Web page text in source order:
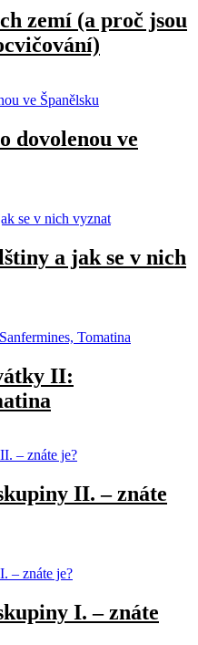
zemí (a proč jsou
dovolenou ve
a jak se v nich
II:
II. – znáte
I. – znáte